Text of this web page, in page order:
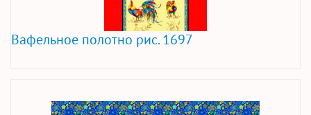
Вафельное полотно рис. 1697